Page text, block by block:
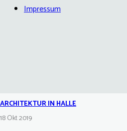
ARCHITEKTUR IN HALLE
18 Okt 2019
Impressum